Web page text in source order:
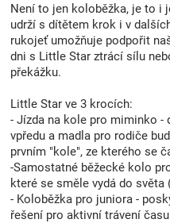
Není to jen koloběžka, je to i
udrží s dítětem krok i v
rukojeť umožňuje podpořit
dni s Little Star ztrácí sílu
překážku.
Little Star ve 3 krocích:
- Jízda na kole pro miminko
vpředu a madla pro rodiče
prvním "kole", ze kterého se
-Samostatné běžecké kolo
které se směle vydá do
- Koloběžka pro juniora -
řešení pro aktivní trávení